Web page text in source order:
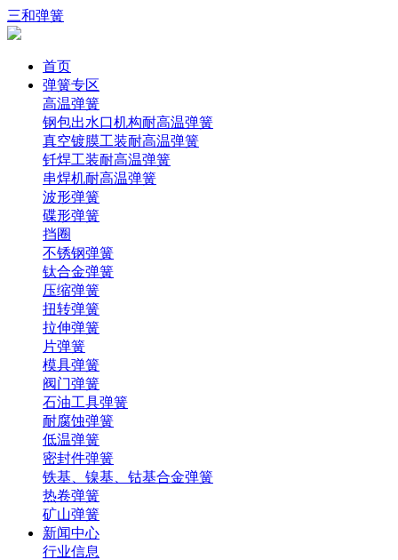
三和弹簧
首页
弹簧专区
高温弹簧
钢包出水口机构耐高温弹簧
真空镀膜工装耐高温弹簧
钎焊工装耐高温弹簧
串焊机耐高温弹簧
波形弹簧
碟形弹簧
挡圈
不锈钢弹簧
钛合金弹簧
压缩弹簧
扭转弹簧
拉伸弹簧
片弹簧
模具弹簧
阀门弹簧
石油工具弹簧
耐腐蚀弹簧
低温弹簧
密封件弹簧
铁基、镍基、钴基合金弹簧
热卷弹簧
矿山弹簧
新闻中心
行业信息